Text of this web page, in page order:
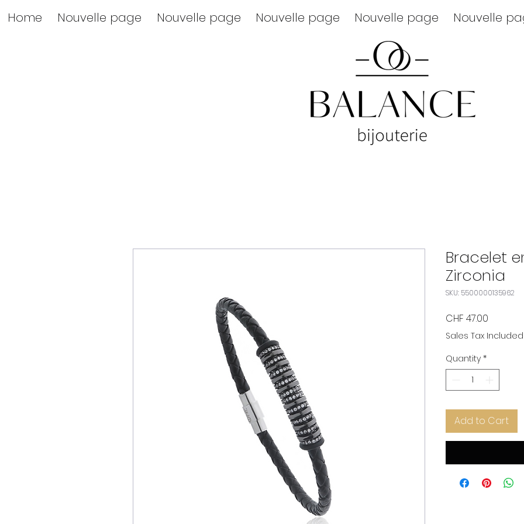
Home Nouvelle page Nouvelle page Nouvelle page Nouvelle page Nouvelle
Bracelet
Zirconia
SKU: 5500000135962
CHF 47.00
Sales Tax Included
Quantity *
Add to Cart